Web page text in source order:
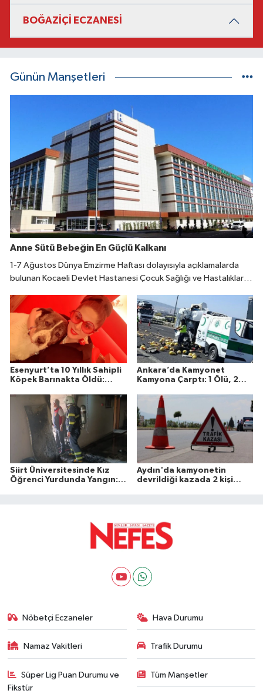
BOĞAZİÇİ ECZANESİ
Günün Manşetleri
Anne Sütü Bebeğin En Güçlü Kalkanı
1-7 Ağustos Dünya Emzirme Haftası dolayısıyla açıklamalarda
bulunan Kocaeli Devlet Hastanesi Çocuk Sağlığı ve Hastalıkları
içinde emzirmeye başlanmasının büyük önem taşıdığını belirtti.
Esenyurt’ta 10 Yıllık Sahipli
Köpek Barınakta Öldü:
Soruşturma Talebi
Ankara’da Kamyonet
Kamyona Çarptı: 1 Ölü, 2
Siirt Üniversitesinde Kız
Öğrenci Yurdunda Yangın: 1
Aydın'da kamyonetin
devrildiği kazada 2 kişi
Nöbetçi Eczaneler Hava Durumu
Namaz Vakitleri Trafik Durumu
Süper Lig Puan Durumu ve
Fikstür
Tüm Manşetler